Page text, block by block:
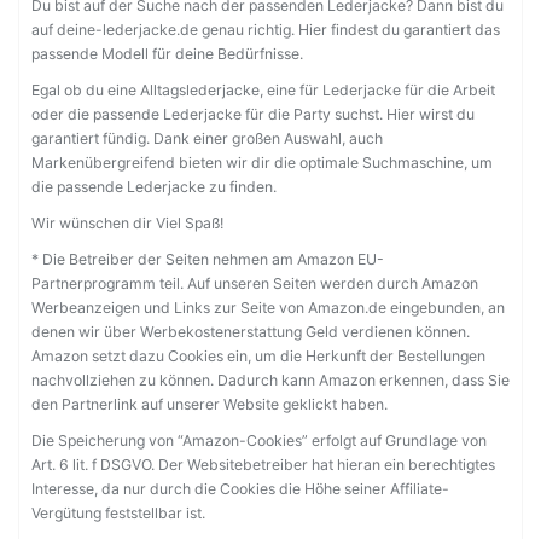
Du bist auf der Suche nach der passenden Lederjacke? Dann bist du
auf deine-lederjacke.de genau richtig. Hier findest du garantiert das
passende Modell für deine Bedürfnisse.
Egal ob du eine Alltagslederjacke, eine für Lederjacke für die Arbeit
oder die passende Lederjacke für die Party suchst. Hier wirst du
garantiert fündig. Dank einer großen Auswahl, auch
Markenübergreifend bieten wir dir die optimale Suchmaschine, um
die passende Lederjacke zu finden.
Wir wünschen dir Viel Spaß!
* Die Betreiber der Seiten nehmen am Amazon EU-
Partnerprogramm teil. Auf unseren Seiten werden durch Amazon
Werbeanzeigen und Links zur Seite von Amazon.de eingebunden, an
denen wir über Werbekostenerstattung Geld verdienen können.
Amazon setzt dazu Cookies ein, um die Herkunft der Bestellungen
nachvollziehen zu können. Dadurch kann Amazon erkennen, dass Sie
den Partnerlink auf unserer Website geklickt haben.
Die Speicherung von “Amazon-Cookies” erfolgt auf Grundlage von
Art. 6 lit. f DSGVO. Der Websitebetreiber hat hieran ein berechtigtes
Interesse, da nur durch die Cookies die Höhe seiner Affiliate-
Vergütung feststellbar ist.